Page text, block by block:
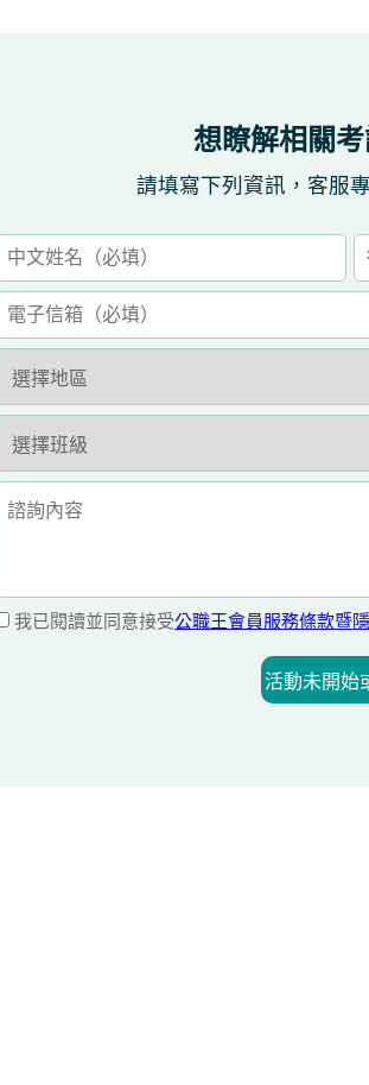
想瞭解相關
請填寫下列資訊，客服
我已閱讀並同意接受公職王會員服務條款暨
活動未開始